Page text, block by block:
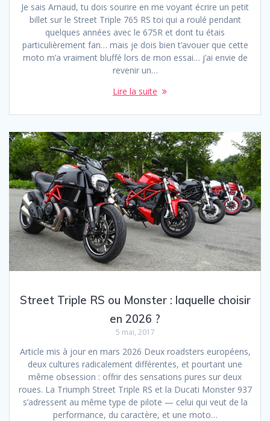
Je sais Arnaud, tu dois sourire en me voyant écrire un petit
billet sur le Street Triple 765 RS toi qui a roulé pendant
quelques années avec le 675R et dont tu étais
particulièrement fan… mais je dois bien t’avouer que cette
moto m’a vraiment bluffé lors de mon essai… j’ai envie de
revenir un…
Lire la suite
Street Triple RS ou Monster : laquelle choisir
en 2026 ?
5 mai, 2017
Article mis à jour en mars 2026 Deux roadsters européens,
deux cultures radicalement différentes, et pourtant une
même obsession : offrir des sensations pures sur deux
roues. La Triumph Street Triple RS et la Ducati Monster 937
s’adressent au même type de pilote — celui qui veut de la
performance, du caractère, et une moto…